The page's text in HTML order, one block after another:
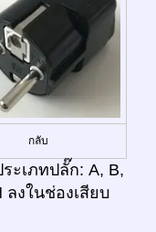
กลับ
เภทปลั๊ก: A, B,
ลงในช่องเสียบ